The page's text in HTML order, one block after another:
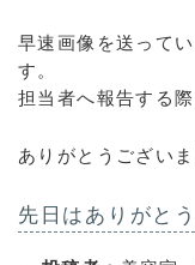
早速画像を送って
す。
担当者へ報告する
ありがとうございま
先日はありがと